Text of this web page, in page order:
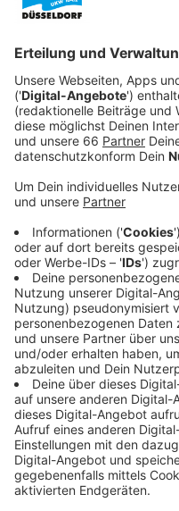
Zum einen wird die
Bogen fertiggestellt.
Millionen Euro. Zum
und Radverkehr auf der
neu zu sortieren.
Fuß- und Radwege
Anzeige
Immer wieder kommen
auf der
über 100.000
ein Gutachten zur
Fuß- und Radwege
getrennt werden, so
den nächsten Wochen